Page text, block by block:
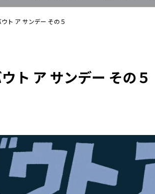
ウト ア サンデー その５
ト ア サンデー その５